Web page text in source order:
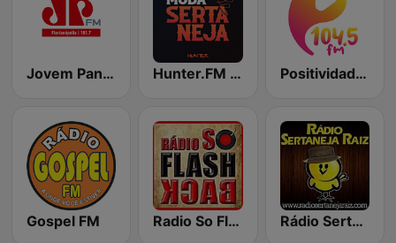
Jovem Pan FM Florianópolis Hunter.FM - Moda Sertaneja Positividade FM
Gospel FM Radio So Flashack Rádio Sertaneja Raiz